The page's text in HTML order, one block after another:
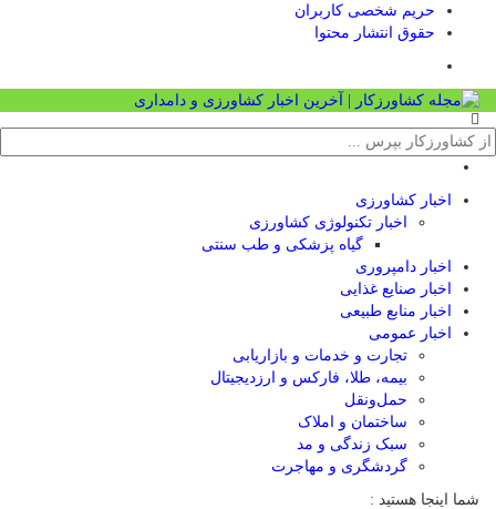
حریم شخصی کاربران
حقوق انتشار محتوا
اخبار کشاورزی
اخبار تکنولوژی کشاورزی
گیاه پزشکی و طب سنتی
اخبار دامپروری
اخبار صنایع غذایی
اخبار منابع طبیعی
اخبار عمومی
تجارت و خدمات و بازاریابی
بیمه، طلا، فارکس و ارزدیجیتال
حمل‌و‌نقل
ساختمان و املاک
سبک زندگی و مد
گردشگری و مهاجرت
شما اینجا هستید :